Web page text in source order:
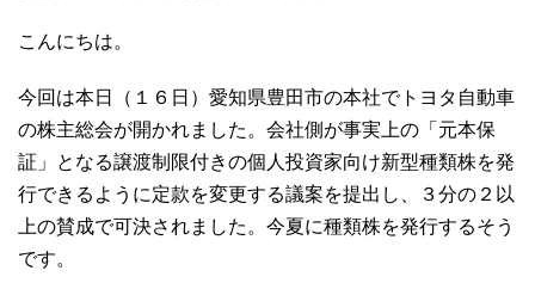
こんにちは。
今回は本日（１６日）愛知県豊田市の本社でトヨタ自動車
の株主総会が開かれました。会社側が事実上の「元本保
証」となる譲渡制限付きの個人投資家向け新型種類株を発
行できるように定款を変更する議案を提出し、３分の２以
上の賛成で可決されました。今夏に種類株を発行するそう
です。